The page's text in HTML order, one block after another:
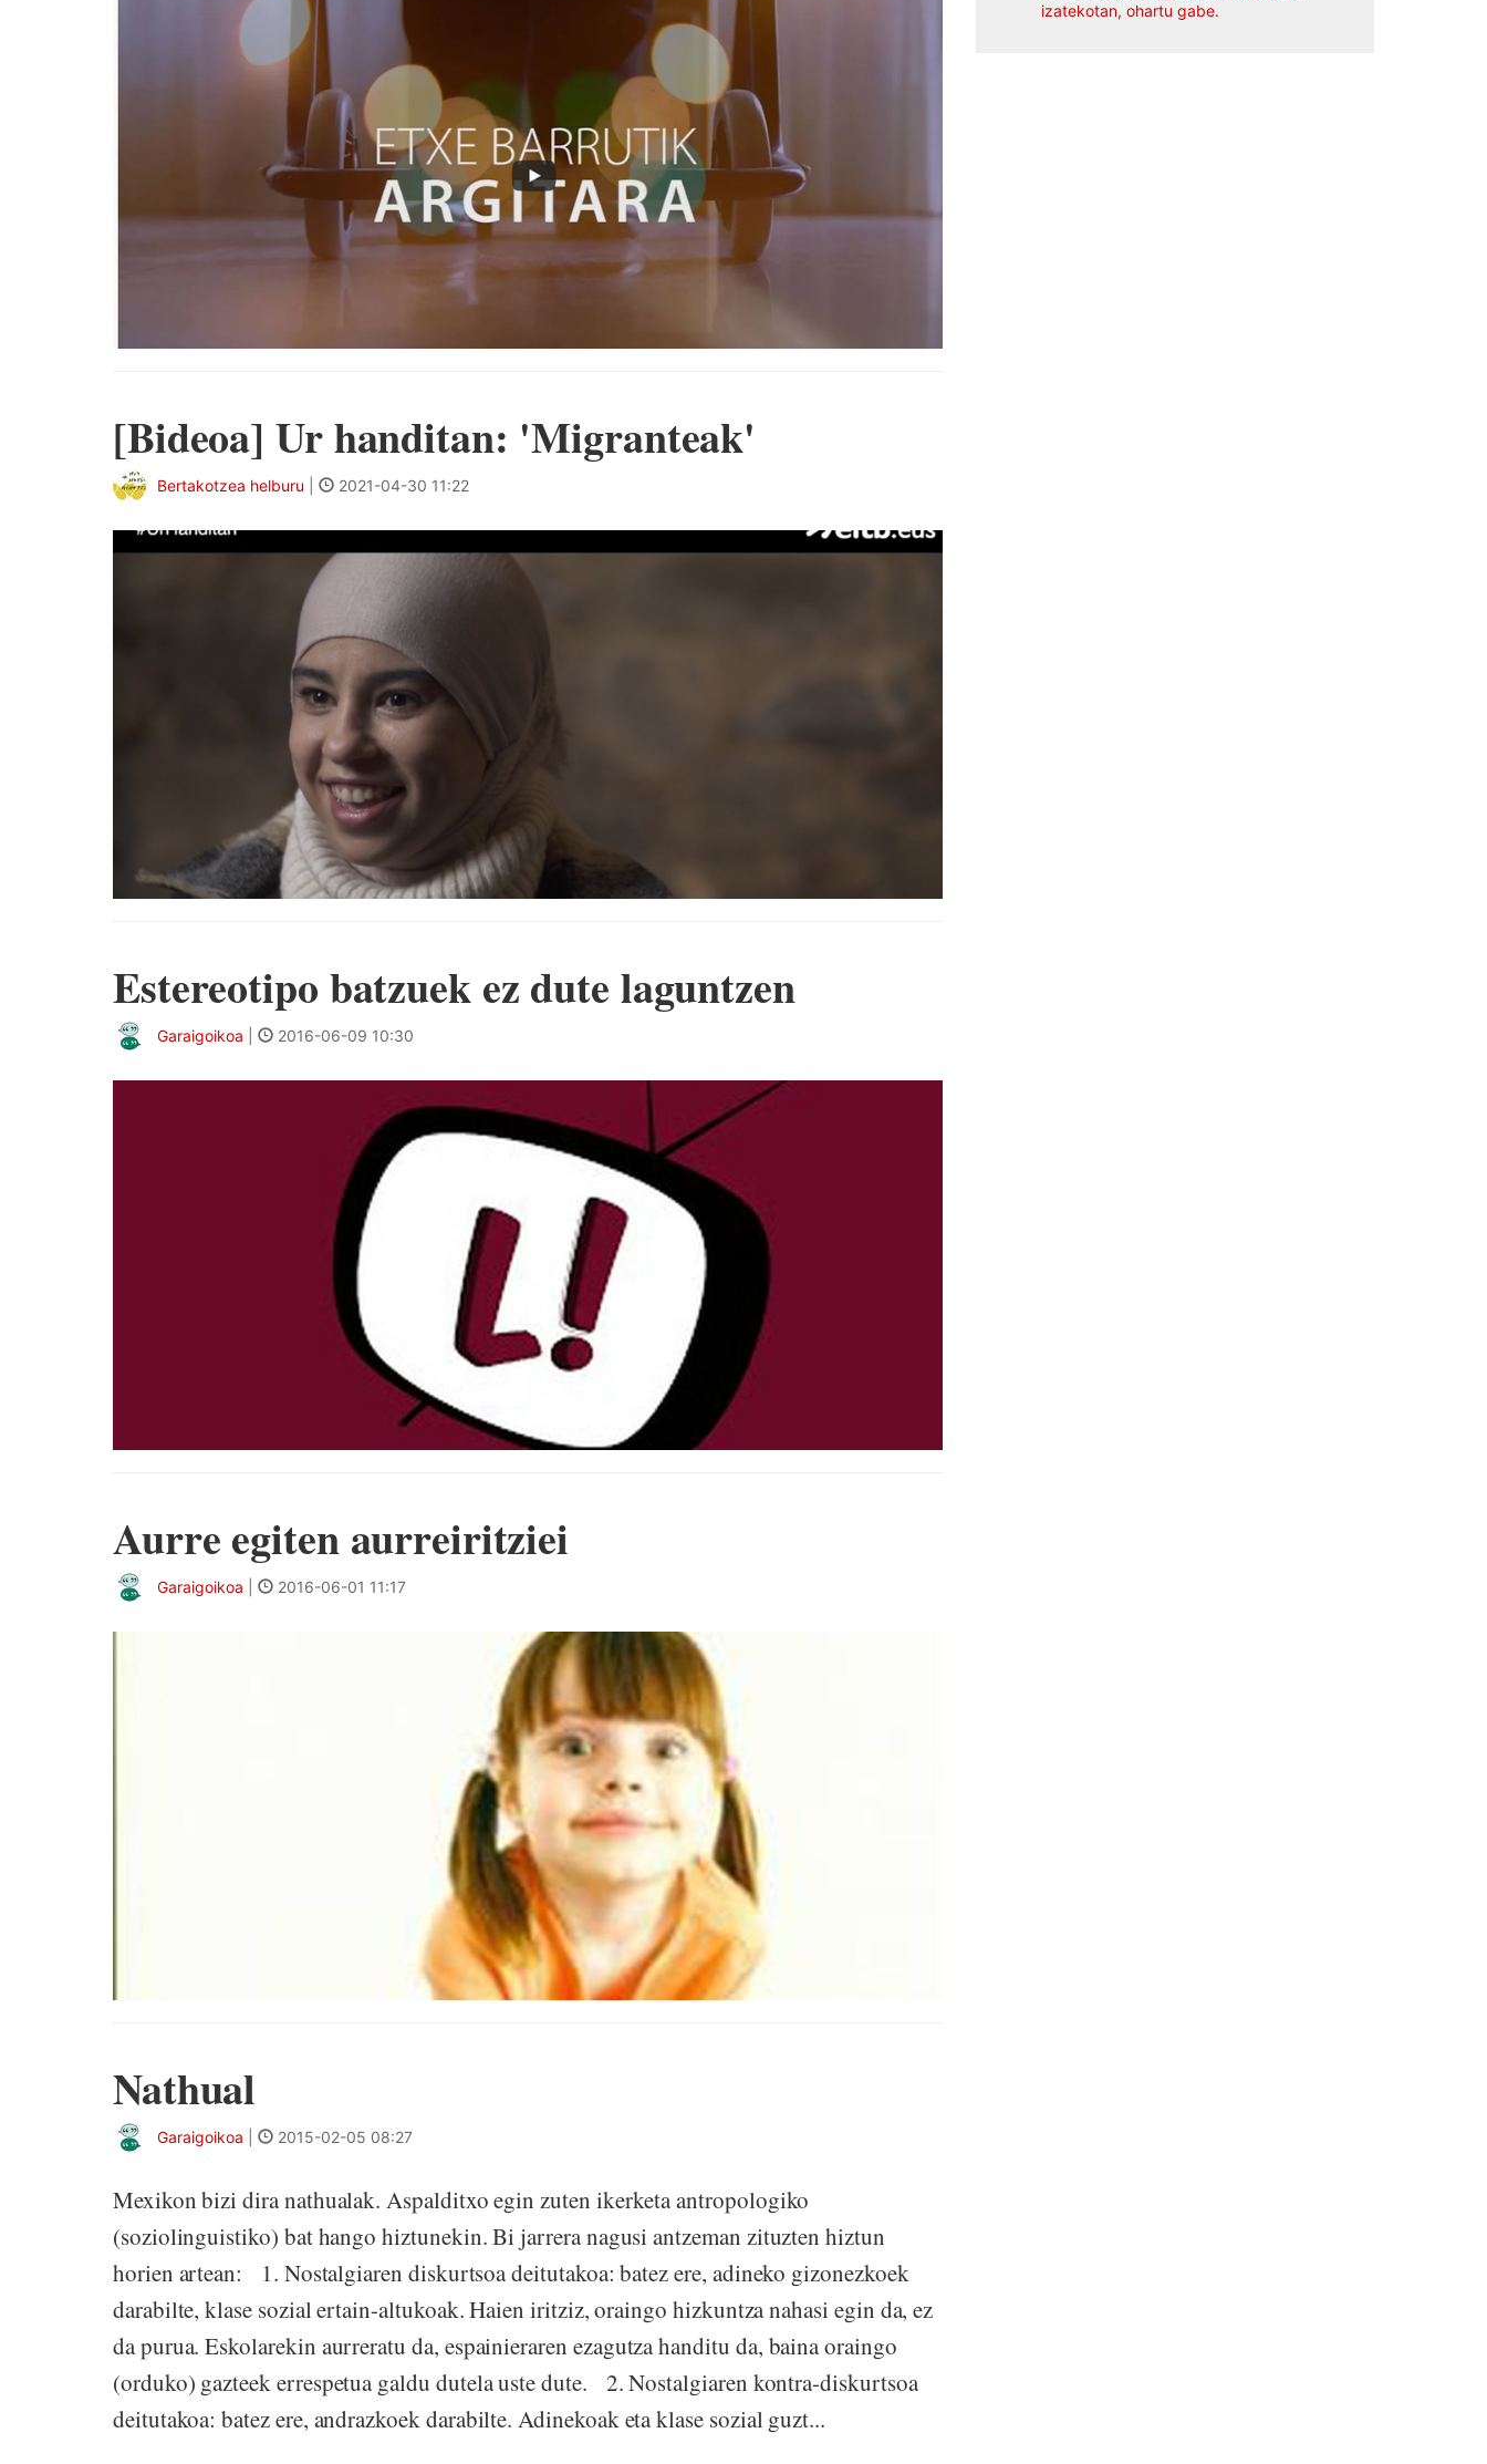
[Bideoa] Ur handitan: 'Migranteak'
Bertakotzea helburu 2021-04-30 11:22
Estereotipo batzuek ez dute laguntzen
Garaigoikoa 2016-06-09 10:30
Aurre egiten aurreiritziei
Garaigoikoa 2016-06-01 11:17
Nathual
Garaigoikoa 2015-02-05 08:27
Mexikon bizi dira nathualak. Aspalditxo egin zuten ikerketa antropologiko
(soziolinguistiko) bat hango hiztunekin. Bi jarrera nagusi antzeman zituzten hiztun
horien artean: 1. Nostalgiaren diskurtsoa deitutakoa: batez ere, adineko gizonezkoek
darabilte, klase sozial ertain-altukoak. Haien iritziz, oraingo hizkuntza nahasi egin da, ez
da purua. Eskolarekin aurreratu da, espainieraren ezagutza handitu da, baina oraingo
(orduko) gazteek errespetua galdu dutela uste dute. 2. Nostalgiaren kontra-diskurtsoa
deitutakoa: batez ere, andrazkoek darabilte. Adinekoak eta klase sozial guzt...
izatekotan, ohartu gabe.